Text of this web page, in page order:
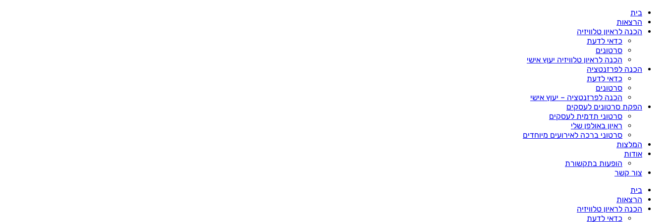
לתוכן
בית
הרצאות
הכנה לראיון טלוויזיה
כדאי לדעת
סרטונים
הכנה לראיון טלוויזיה יעוץ אישי
הכנה לפרזנטציה
כדאי לדעת
סרטונים
הכנה לפרזנטציה – יעוץ אישי
הפקת סרטונים לעסקים
סרטוני תדמית לעסקים
ראיון באולפן שלי
סרטוני ברכה לאירועים מיוחדים
המלצות
אודות
הופעות בתקשורת
צור קשר
בית
הרצאות
הכנה לראיון טלוויזיה
כדאי לדעת